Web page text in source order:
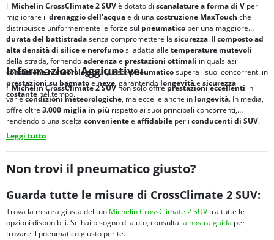
Il Michelin CrossClimate 2 SUVè dotato di scanalature a forma di V per
migliorare il drenaggio dell'acquae di una costruzione MaxTouch che
distribuisce uniformemente le forze sul pneumatico per una maggiore
durata del battistradasenza compromettere la sicurezza. Il composto ad
alta densità di silice e nerofumosi adatta alle temperature mutevoli
della strada, fornendoaderenzae prestazioni ottimali in qualsiasi
condizione meteorologica. Questopneumaticosupera i suoi concorrenti in
prestazioni su bagnatoeneve, garantendo longevitàe sicurezza
costantenel tempo.
Informazioni Aggiuntive:
IlMichelin CrossClimate 2 SUV non solo offreprestazioni eccellenti in
variecondizioni meteorologiche, ma eccelle anche in longevità. In media,
offre oltre 3.000 miglia in più rispetto ai suoi principali concorrenti,
rendendolo una scelta convenientee affidabile per i conducenti di SUV.
Leggi tutto
Non trovi il pneumatico giusto?
Guarda tutte le misure di CrossClimate 2 SUV:
Trova la misura giusta del tuo Michelin CrossClimate 2 SUVtra tutte le
opzioni disponibili. Se hai bisogno di aiuto, consulta la nostra guida per
trovare il pneumatico giusto per te.